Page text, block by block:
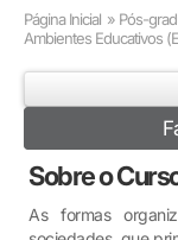
Graduação
Extensão
Infraestrutura e
Inovação
Página Inicial » Pós-
Ambientes Educativos
Sobre o
As formas